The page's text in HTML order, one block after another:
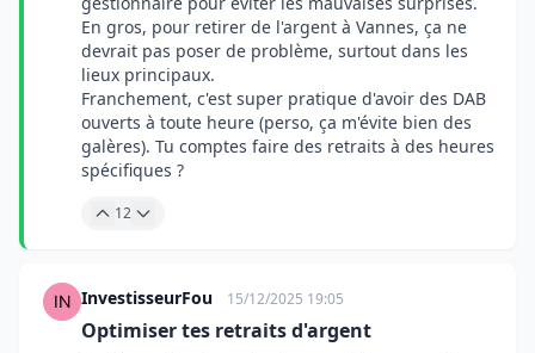
En gros, pour retirer de l'argent à Vannes, ça ne
devrait pas poser de problème, surtout dans les
lieux principaux.
Franchement, c'est super pratique d'avoir des DAB
ouverts à toute heure (perso, ça m'évite bien des
galères). Tu comptes faire des retraits à des heures
spécifiques ?
12
InvestisseurFou 15/12/2025 19:05
Optimiser tes retraits d'argent